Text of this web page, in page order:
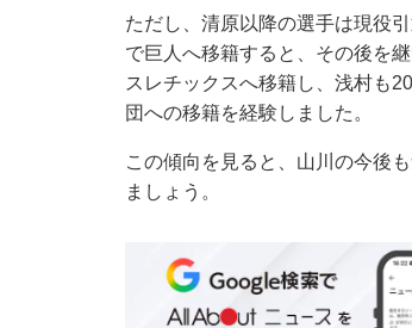
ただし、清原以降の選手は現役
で巨人へ移籍すると、その後を
スレチックスへ移籍し、浅村も
団への移籍を経験しました。
この傾向を見ると、山川の今後
ましょう。